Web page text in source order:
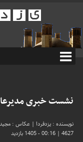
نشست خبری
نویسنده : یزدفردا |عکاس : مجید
1405 - 00:16| 4627 بازدید